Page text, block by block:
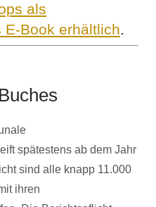
als
E-Book erhältlich.
spätestens ab dem Jahr
sind alle knapp 11.000
ihren